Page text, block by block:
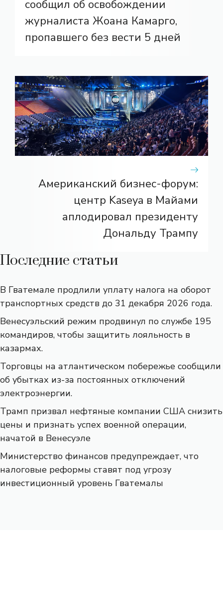
сообщил об освобождении
журналиста Жоана Камарго,
пропавшего без вести 5 дней
Американский бизнес-форум:
центр Kaseya в Майами
аплодировал президенту
Дональду Трампу
Последние статьи
В Гватемале продлили уплату налога на оборот
транспортных средств до 31 декабря 2026 года.
Венесуэльский режим продвинул по службе 195
командиров, чтобы защитить лояльность в
казармах.
Торговцы на атлантическом побережье сообщили
об убытках из-за постоянных отключений
электроэнергии.
Трамп призвал нефтяные компании США снизить
цены и признать успех военной операции,
начатой ​​в Венесуэле
Министерство финансов предупреждает, что
налоговые реформы ставят под угрозу
инвестиционный уровень Гватемалы